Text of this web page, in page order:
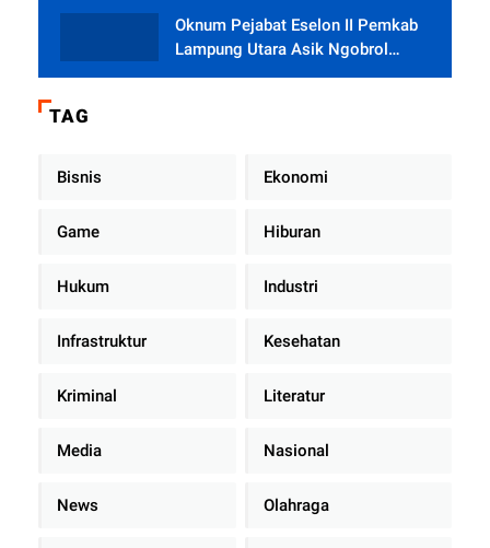
Oknum Pejabat Eselon II Pemkab
Lampung Utara Asik Ngobrol
Dengan Teman Kencan Wanitanya
TAG
Bisnis Ekonomi
Game Hiburan
Hukum Industri
Infrastruktur Kesehatan
Kriminal Literatur
Media Nasional
News Olahraga